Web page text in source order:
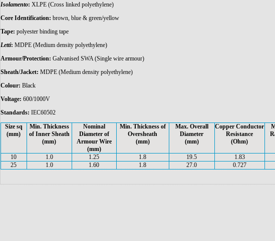
Isolamento:XLPE (Cross linked polyethylene)
Core Identification:brown, blue & green/yellow
Tape:polyester binding tape
Letti:MDPE (Medium density polyethylene)
Armour/Protection:Galvanised SWA (Single wire armour)
Sheath/Jacket:MDPE (Medium density polyethylene)
Colour:Black
Voltage:600/1000V
Standards:IEC60502
Size sq
(mm)
Min. Thickness
of Inner Sheath
(mm)
Nominal
Diameter of
Armour Wire
(mm)
Min. Thickness of
Oversheath
(mm)
Max. Overall
Diameter
(mm)
Copper Conductor
Resistance
(Ohm)
10 1.0 1.25 1.8 19.5 1.83
25
1.0 1.60 1.8 27.0 0.727